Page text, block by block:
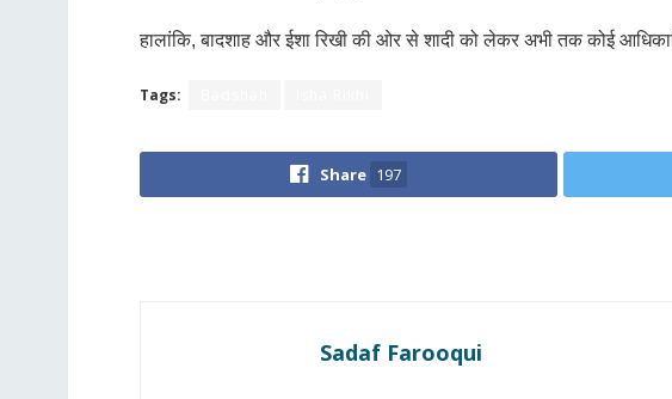
हालांकि, बादशाह और ईशा रिखी की ओर से शादी को लेकर अभी तक कोई
Tags:
Share 197
Sadaf Farooqui